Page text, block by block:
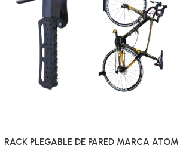
RACK PLEGABLE DE PARED MARCA ATOM